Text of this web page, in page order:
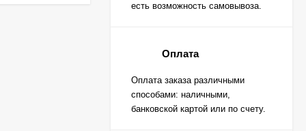
есть возможность самовывоза.
Оплата
Оплата заказа различными
способами: наличными,
банковской картой или по счету.